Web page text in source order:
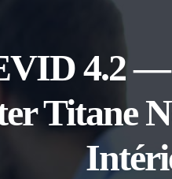
4.2
Titane